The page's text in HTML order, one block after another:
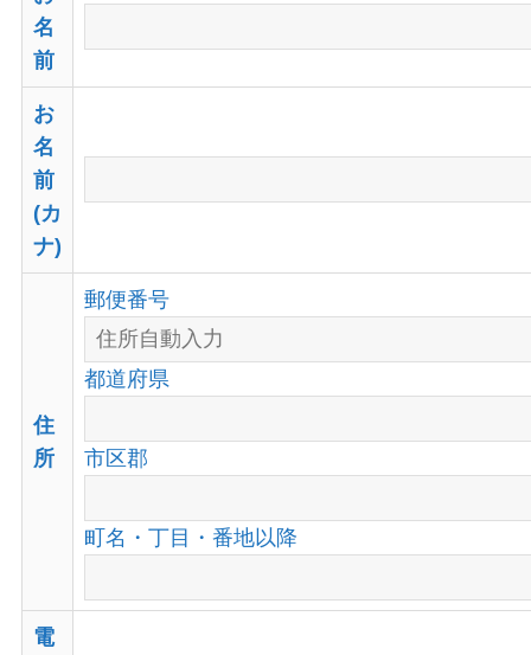
名
前
お
名
前
(カ
ナ)
住
所
郵便番号
都道府県
市区郡
町名・丁目・番地以降
電